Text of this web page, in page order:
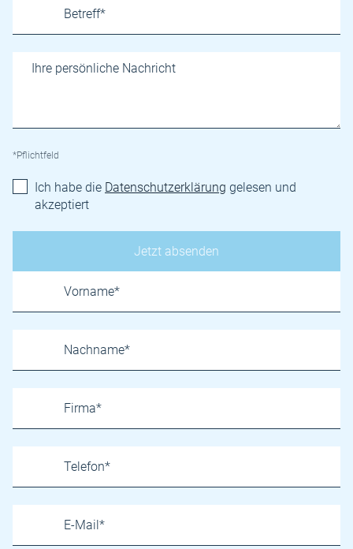
*Pflichtfeld
Ich habe die Datenschutzerklärung gelesen und
akzeptiert